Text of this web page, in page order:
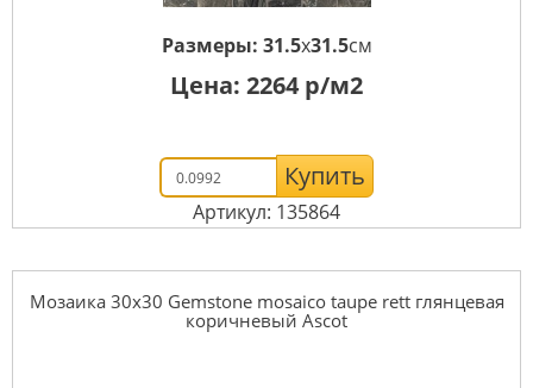
Размеры: 31.5x31.5см
Цена: 2264 р/м2
Купить
Артикул: 135864
Мозаика 30x30 Gemstone mosaico taupe rett глянцевая
коричневый Ascot